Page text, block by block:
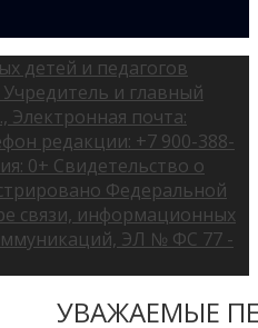
детей и педагогов
и главный
Электронная почта:
редакции: +7 900-388-
0+ Свидетельство о
Федеральной
связи, информационных
ЭЛ № ФС 77 -
УВАЖАЕМЫЕ